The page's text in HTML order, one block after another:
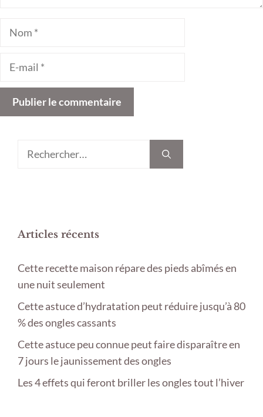
Nom
Rechercher :
Articles récents
Cette recette maison répare des pieds abîmés en
une nuit seulement
Cette astuce d’hydratation peut réduire jusqu’à 80
% des ongles cassants
Cette astuce peu connue peut faire disparaître en
7 jours le jaunissement des ongles
Les 4 effets qui feront briller les ongles tout l’hiver